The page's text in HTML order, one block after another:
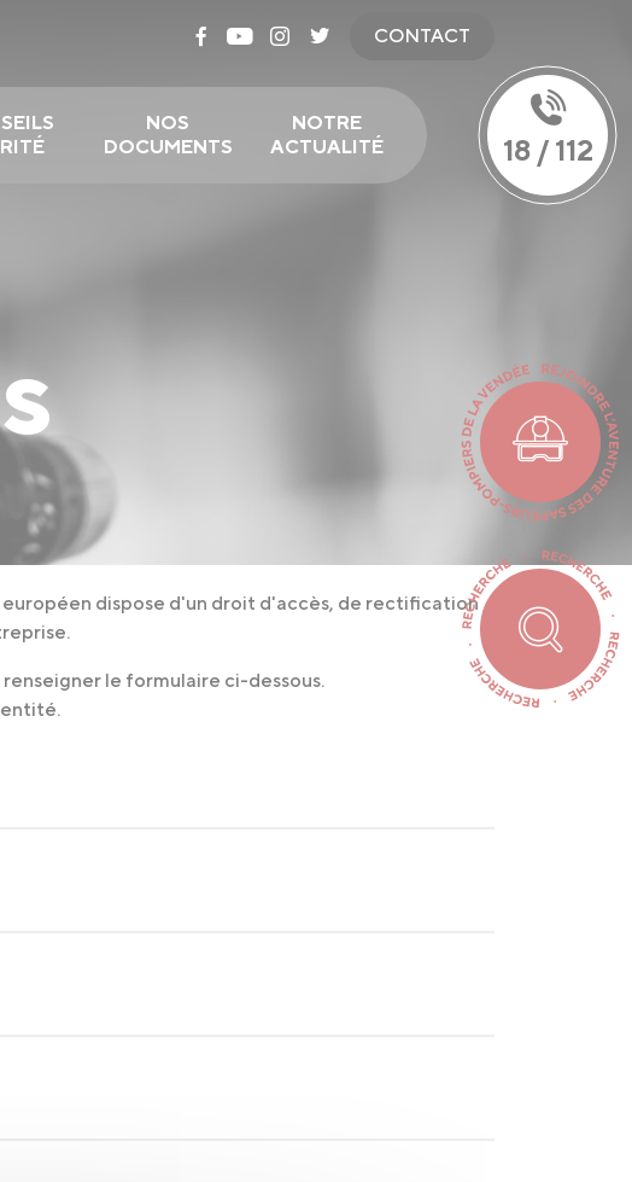
CONTACT
NOS
DOCUMENTS
NOTRE
ACTUALITÉ
18 / 112
dispose d'un droit d'accès, de rectification
le formulaire ci-dessous.